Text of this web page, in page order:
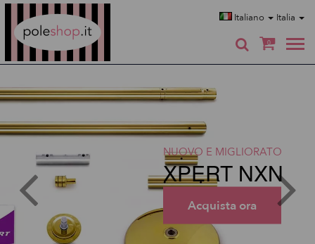
Italiano Italia
0
NUOVO E MIGLIORATO
XPERT NXN
Acquista ora